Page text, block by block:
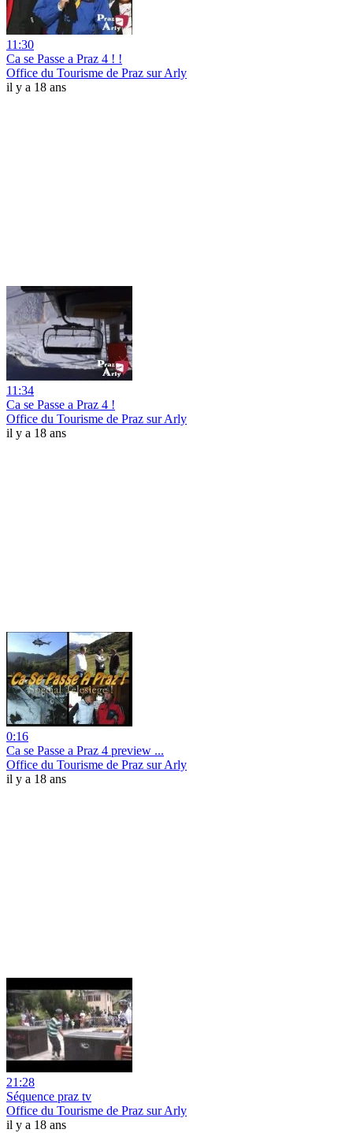
11:30
Ca se Passe a Praz 4 ! !
Office du Tourisme de Praz sur Arly
il y a 18 ans
11:34
Ca se Passe a Praz 4 !
Office du Tourisme de Praz sur Arly
il y a 18 ans
0:16
Ca se Passe a Praz 4 preview ...
Office du Tourisme de Praz sur Arly
il y a 18 ans
21:28
Séquence praz tv
Office du Tourisme de Praz sur Arly
il y a 18 ans